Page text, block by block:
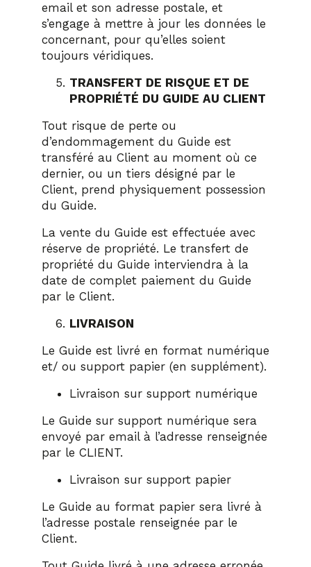
email et son adresse postale, et
s’engage à mettre à jour les données le
concernant, pour qu’elles soient
toujours véridiques.
TRANSFERT DE RISQUE ET DE
PROPRIÉTÉ DU GUIDE AU CLIENT
Tout risque de perte ou
d’endommagement du Guide est
transféré au Client au moment où ce
dernier, ou un tiers désigné par le
Client, prend physiquement possession
du Guide.
La vente du Guide est effectuée avec
réserve de propriété. Le transfert de
propriété du Guide interviendra à la
date de complet paiement du Guide
par le Client.
LIVRAISON
Le Guide est livré en format numérique
et/ ou support papier (en supplément).
Livraison sur support numérique
Le Guide sur support numérique sera
envoyé par email à l’adresse renseignée
par le CLIENT.
Livraison sur support papier
Le Guide au format papier sera livré à
l’adresse postale renseignée par le
Client.